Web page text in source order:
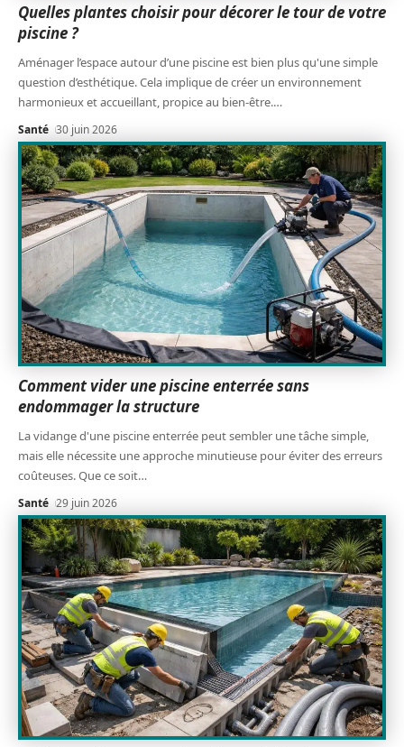
Quelles plantes choisir pour décorer le tour de votre
piscine ?
Aménager l’espace autour d’une piscine est bien plus qu'une simple
question d’esthétique. Cela implique de créer un environnement
harmonieux et accueillant, propice au bien-être.…
Santé 30 juin 2026
Comment vider une piscine enterrée sans
endommager la structure
La vidange d'une piscine enterrée peut sembler une tâche simple,
mais elle nécessite une approche minutieuse pour éviter des erreurs
coûteuses. Que ce soit…
Santé 29 juin 2026